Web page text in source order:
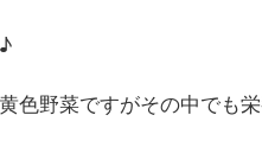
色野菜ですがその中でも